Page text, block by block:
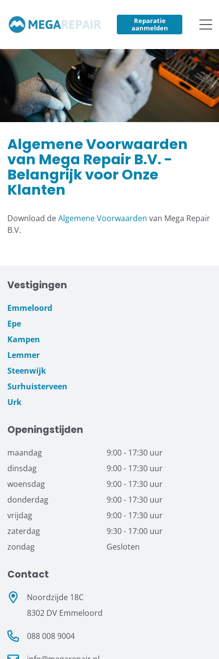
Reparatie
aanmelden
Algemene Voorwaarden
van Mega Repair B.V. -
Belangrijk voor Onze
Klanten
Download deAlgemene Voorwaarden van Mega Repair
B.V.
Vestigingen
Emmeloord
Epe
Kampen
Lemmer
Steenwijk
Surhuisterveen
Urk
Openingstijden
maandag
9:00 - 17:30 uur
dinsdag
9:00 - 17:30 uur
woensdag
9:00 - 17:30 uur
donderdag
9:00 - 17:30 uur
vrijdag
9:00 - 17:30 uur
zaterdag
9:30 - 17:00 uur
zondag
Gesloten
Contact
Noordzijde 18C
8302 DV Emmeloord
088 008 9004